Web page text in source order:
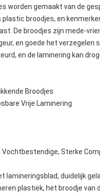
worden gemaakt van de
broodjes, en
De broodjes zijn mede-
en goede het
en de laminering kan
Broodjes
Vrije Laminering
Sterke
lamineringsblad, duidelijk
plastiek, het broodje van